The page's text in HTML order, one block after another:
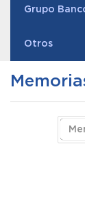
Grupo
Otros